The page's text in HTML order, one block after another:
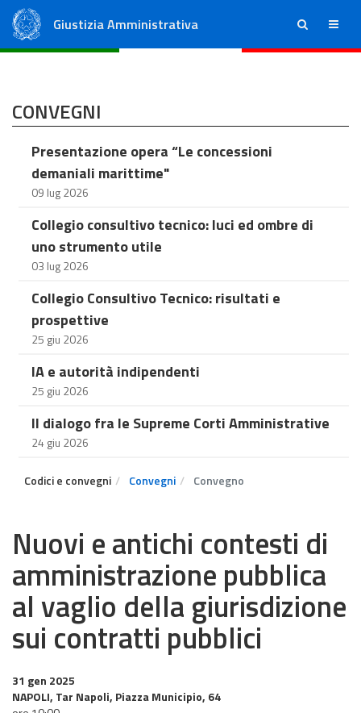
Giustizia Amministrativa ricerca menu
CONVEGNI
Presentazione opera “Le concessioni
demaniali marittime"
09 lug 2026
Collegio consultivo tecnico: luci ed ombre di
uno strumento utile
03 lug 2026
Collegio Consultivo Tecnico: risultati e
prospettive
25 giu 2026
IA e autorità indipendenti
25 giu 2026
Il dialogo fra le Supreme Corti Amministrative
24 giu 2026
Codici e convegni Convegni Convegno
Nuovi e antichi contesti di
amministrazione pubblica
al vaglio della giurisdizione
sui contratti pubblici
31 gen 2025
NAPOLI, Tar Napoli, Piazza Municipio, 64